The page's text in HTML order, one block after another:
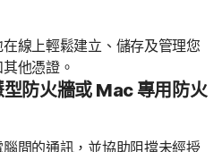
線上輕鬆建立、儲存及管理您
他憑證。
防火牆或 Mac 專用防火
間的通訊，並協助阻擋未經授